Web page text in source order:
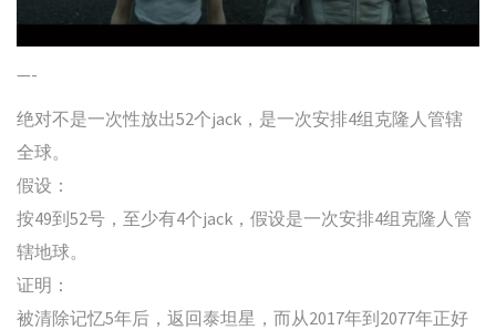
—-
绝对不是一次性放出52个jack，是一次安排4组克隆人管辖
全球。
假设：
按49到52号，至少有4个jack，假设是一次安排4组克隆人管
辖地球。
证明：
被清除记忆5年后，返回泰坦星，而从2017年到2077年正好